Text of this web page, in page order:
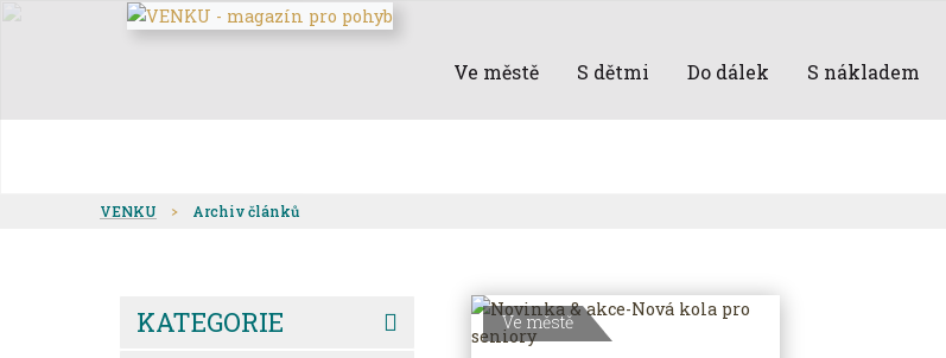
Ve městě S dětmi Do dálek S nákladem
VENKU Archiv článků
KATEGORIE
Ve městě